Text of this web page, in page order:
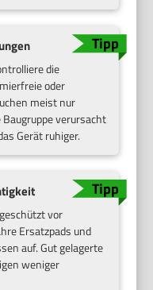
die
oder
meist nur
verursacht
Gerät ruhiger.
vor
Ersatzpads und
auf. Gut gelagerte
weniger